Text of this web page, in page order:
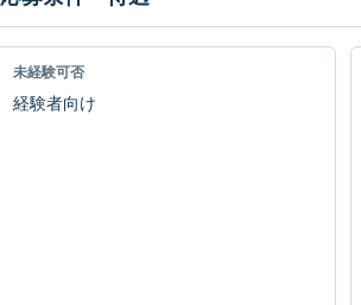
未経験可否
経験者向け